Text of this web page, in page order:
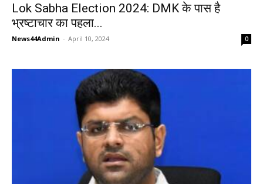
Lok Sabha Election 2024: DMK के पास है
भ्रष्टाचार का पहला...
News44Admin - April 10, 2024 0